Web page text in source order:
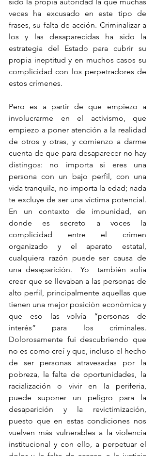
veces ha excusado en este tipo de
frases, su falta de acción. Criminalizar a
los y las desaparecidas ha sido la
estrategia del Estado para cubrir su
propia ineptitud y en muchos casos su
complicidad con los perpetradores de
estos crímenes.
Pero es a partir de que empiezo a
involucrarme en el activismo, que
empiezo a poner atención a la realidad
de otros y otras, y comienzo a darme
cuenta de que para desaparecer no hay
distingos: no importa si eres una
persona con un bajo perfil, con una
vida tranquila, no importa la edad; nada
te excluye de ser una víctima potencial.
En un contexto de impunidad, en
donde es secreto a voces la
complicidad entre el crimen
organizado y el aparato estatal,
cualquiera razón puede ser causa de
una desaparición.  Yo  también solía
creer que se llevaban a las personas de
alto perfil, principalmente aquellas que
tienen una mejor posición económica y
que eso las volvía “personas de
interés” para los criminales.
Dolorosamente fui descubriendo que
no es como creí y que, incluso el hecho
de ser personas atravesadas por la
pobreza, la falta de oportunidades, la
racialización o vivir en la periferia,
puede suponer un peligro para la
desaparición y la revictimización,
puesto que en estas condiciones nos
vuelven más vulnerables a la violencia
institucional y con ello, a perpetuar el